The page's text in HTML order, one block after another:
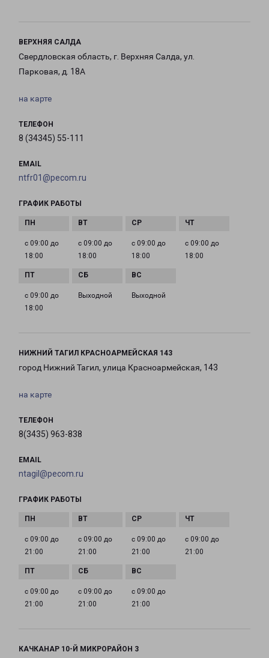
ВЕРХНЯЯ САЛДА
Свердловская область, г. Верхняя Салда, ул.
Парковая, д. 18А
на карте
ТЕЛЕФОН
8 (34345) 55-111
EMAIL
ntfr01@pecom.ru
ГРАФИК РАБОТЫ
с 09:00 до
18:00
с 09:00 до
18:00
с 09:00 до
18:00
с 09:00 до
18:00
с 09:00 до
18:00
Выходной Выходной
НИЖНИЙ ТАГИЛ КРАСНОАРМЕЙСКАЯ 143
город Нижний Тагил, улица Красноармейская, 143
на карте
ТЕЛЕФОН
8(3435) 963-838
EMAIL
ntagil@pecom.ru
ГРАФИК РАБОТЫ
с 09:00 до
21:00
с 09:00 до
21:00
с 09:00 до
21:00
с 09:00 до
21:00
с 09:00 до
21:00
с 09:00 до
21:00
с 09:00 до
21:00
КАЧКАНАР 10-Й МИКРОРАЙОН 3